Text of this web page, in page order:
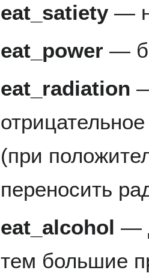
eat_satiety —
eat_power —
eat_radiation
(при
переносить
eat_alcohol —
тем большие